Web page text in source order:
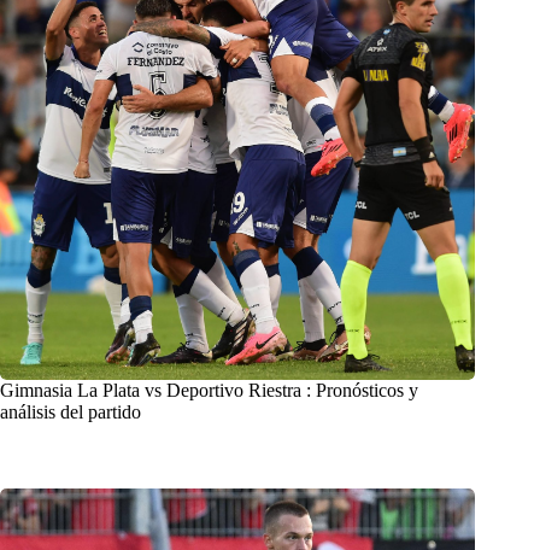
Gimnasia La Plata vs Deportivo Riestra : Pronósticos y
análisis del partido